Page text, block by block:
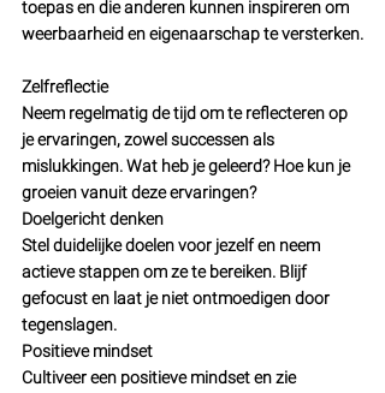
toepas en die anderen kunnen inspireren om
weerbaarheid en eigenaarschap te versterken.
Zelfreflectie
Neem regelmatig de tijd om te reflecteren op
je ervaringen, zowel successen als
mislukkingen. Wat heb je geleerd? Hoe kun je
groeien vanuit deze ervaringen?
Doelgericht denken
Stel duidelijke doelen voor jezelf en neem
actieve stappen om ze te bereiken. Blijf
gefocust en laat je niet ontmoedigen door
tegenslagen.
Positieve mindset
Cultiveer een positieve mindset en zie